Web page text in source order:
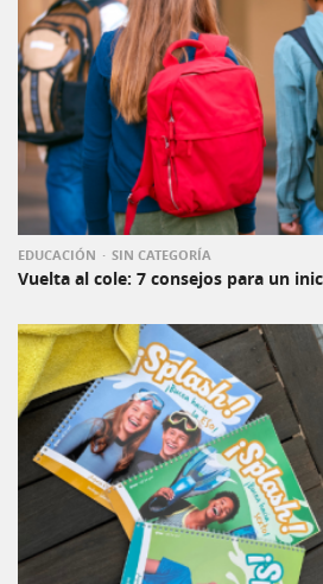
EDUCACIÓN SIN CATEGORÍA
Vuelta al cole: 7 consejos para un